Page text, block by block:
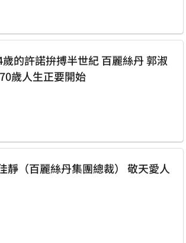
的許諾拚搏半世紀 百麗絲丹 郭淑
真 70歲人生正要開始
林佳靜（百麗絲丹集團總裁） 敬天愛人